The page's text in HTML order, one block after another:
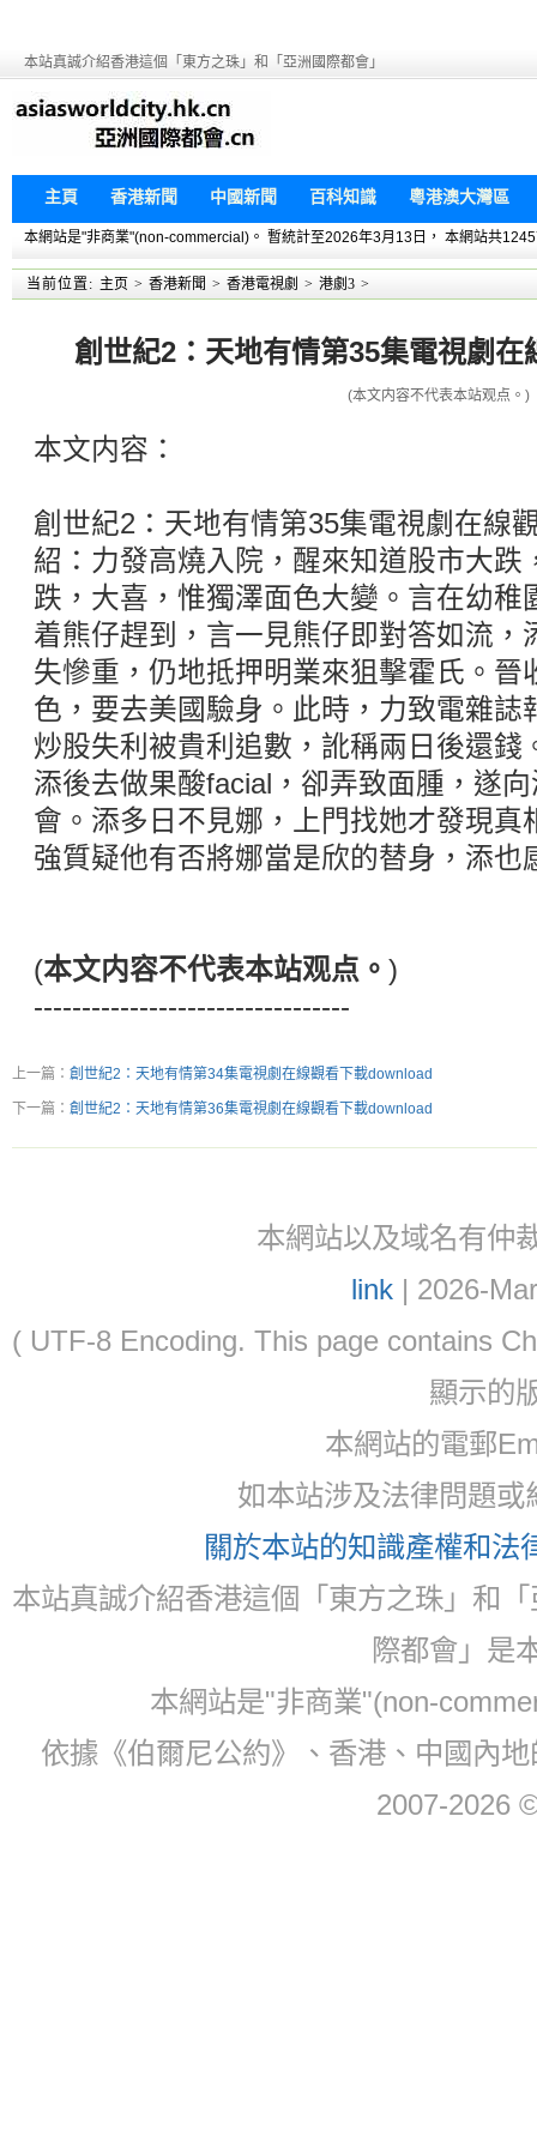
本站真誠介紹香港這個「東方之珠」和「亞洲國際都會」
主頁 香港新聞 中國新聞 百科知識 粵港澳大灣區
本網站是"非商業"(non-commercial)。 暫統計至2026年3月13日， 本網站共
当前位置: 主页 > 香港新聞 > 香港電視劇 > 港劇3 >
創世紀2：天地有情第35集電視劇
(本文内容不代表本站观点。)
本文内容：
創世紀2：天地有情第35集電視劇在線
紹：力發高燒入院，醒來知道股市大跌
跌，大喜，惟獨澤面色大變。言在幼稚
着熊仔趕到，言一見熊仔即對答如流，
失慘重，仍地抵押明業來狙擊霍氏。晉
色，要去美國驗身。此時，力致電雜誌
炒股失利被貴利追數，訛稱兩日後還錢
添後去做果酸facial，卻弄致面腫，遂
會。添多日不見娜，上門找她才發現真
強質疑他有否將娜當是欣的替身，添也
(本文内容不代表本站观点。 )
---------------------------------
上一篇： 創世紀2：天地有情第34集電視劇在線觀看下載download
下一篇： 創世紀2：天地有情第36集電視劇在線觀看下載download
本網站以及域名有仲
link| 2026-
( UTF-8 Encoding. This page contains
顯示的
本網站的電郵
如本站涉及法律問題
關於本站的知識產權和法
本站真誠介紹香港這個「東方之珠」和
際都會」是
本網站是"非商業"(non-
依據《伯爾尼公約》、香港、中國內
2007-2026